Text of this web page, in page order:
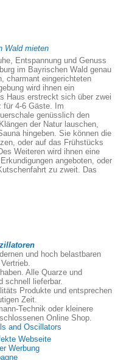
Wald mieten
Entspannung und Genuss
im Bayrischen Wald genau
charmant eingerichteten
wird ihnen ein
Haus erstreckt sich über zwei
für 4-6 Gäste. Im
genüsslich den
der Natur lauschen,
hingeben. Sie können die
oder auf das Frühstücks
Weiteren wird ihnen eine
angeboten, oder
zu zweit. Das
und hoch belastbaren
Alle Quarze und
schnell lieferbar.
Produkte und entsprechen
Zeit.
Technik oder kleinere
Online Shop.
and Oscillators
Webseite
Werbung